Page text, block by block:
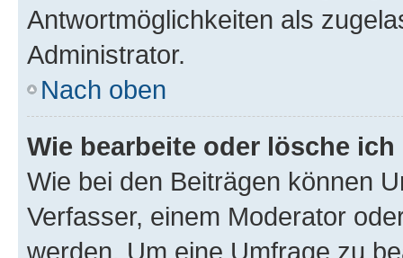
Antwortmöglichkeiten als
Administrator.
Nach oben
Wie bearbeite oder lösche
Wie bei den Beiträgen können
Verfasser, einem Moderator
werden. Um eine Umfrage zu